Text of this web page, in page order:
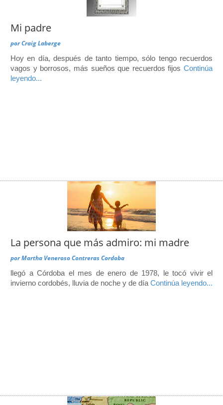
Mi padre
porCraig Laberge
Hoy en día, después de tanto tiempo, sólo tengo recuerdos
vagos y borrosos, más sueños que recuerdos fijos Continúa
leyendo...
La persona que más admiro: mi madre
porMartha Veneroso Contreras Cordoba
llegó a Córdoba el mes de enero de 1978, le tocó vivir el
invierno cordobés, lluvia de noche y de día Continúa leyendo...